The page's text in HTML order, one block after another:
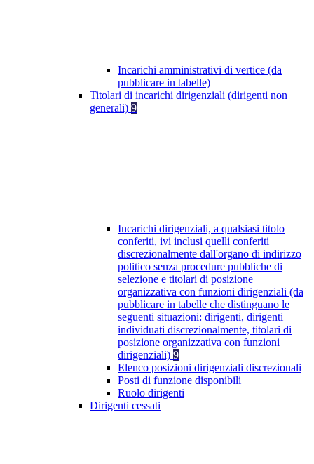
Incarichi amministrativi di vertice (da
pubblicare in tabelle)
Titolari di incarichi dirigenziali (dirigenti non
generali) 9
Incarichi dirigenziali, a qualsiasi titolo
conferiti, ivi inclusi quelli conferiti
discrezionalmente dall'organo di indirizzo
politico senza procedure pubbliche di
selezione e titolari di posizione
organizzativa con funzioni dirigenziali (da
pubblicare in tabelle che distinguano le
seguenti situazioni: dirigenti, dirigenti
individuati discrezionalmente, titolari di
posizione organizzativa con funzioni
dirigenziali) 9
Elenco posizioni dirigenziali discrezionali
Posti di funzione disponibili
Ruolo dirigenti
Dirigenti cessati